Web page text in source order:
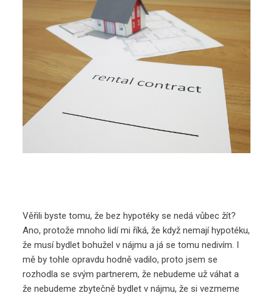
Věřili byste tomu, že bez hypotéky se nedá vůbec žít?
Ano, protože mnoho lidí mi říká, že když nemají hypotéku,
že musí bydlet bohužel v nájmu a já se tomu nedivím. I
mě by tohle opravdu hodně vadilo, proto jsem se
rozhodla se svým partnerem, že nebudeme už váhat a
že nebudeme zbytečně bydlet v nájmu, že si vezmeme